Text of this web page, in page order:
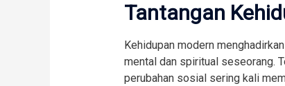
Tantangan
Kehidupan modern
mental dan spiritual seseorang.
perubahan sosial sering kali